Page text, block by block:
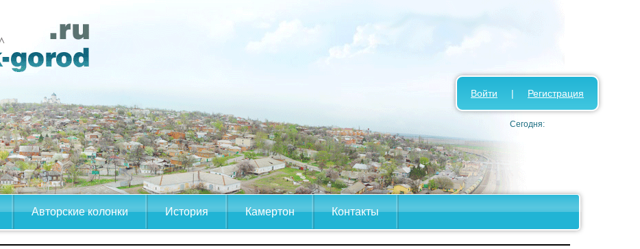
Авторские колонки История Камертон Контакты
Войти | Регистрация
Сегодня: